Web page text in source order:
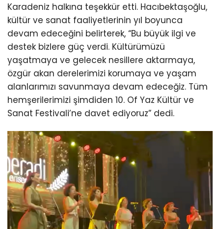
Karadeniz halkına teşekkür etti. Hacıbektaşoğlu,
kültür ve sanat faaliyetlerinin yıl boyunca
devam edeceğini belirterek, “Bu büyük ilgi ve
destek bizlere güç verdi. Kültürümüzü
yaşatmaya ve gelecek nesillere aktarmaya,
özgür akan derelerimizi korumaya ve yaşam
alanlarımızı savunmaya devam edeceğiz. Tüm
hemşerilerimizi şimdiden 10. Of Yaz Kültür ve
Sanat Festivali’ne davet ediyoruz” dedi.